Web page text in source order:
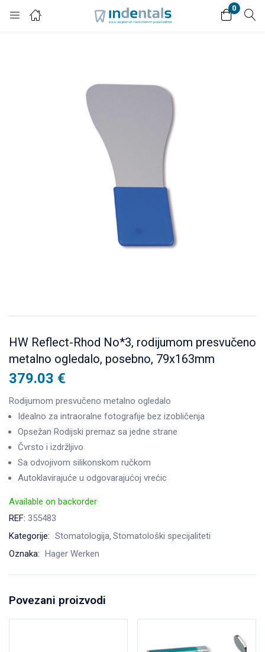
0
Login
HW Reflect-Rhod No*3, rodijumom presvučeno
metalno ogledalo, posebno, 79x163mm
379.03 €
Rodijumom presvučeno metalno ogledalo
Idealno za intraoralne fotografije bez izobličenja
Opsežan Rodijski premaz sa jedne strane
Čvrsto i izdržljivo
Sa odvojivom silikonskom ručkom
Autoklavirajuće u odgovarajućoj vrećic
Available on backorder
REF: 355483
Kategorije: Stomatologija Stomatološki specijaliteti
Oznaka: Hager Werken
Povezani proizvodi